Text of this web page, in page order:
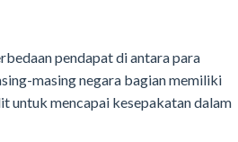
pendapat di antara para
masing negara bagian memiliki
untuk mencapai kesepakatan dalam